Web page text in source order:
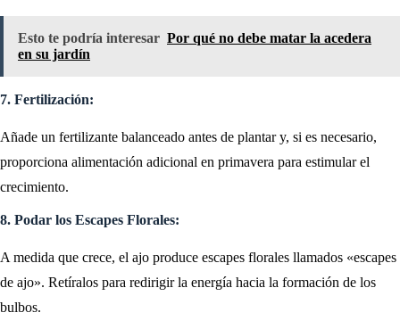
Esto te podría interesar Por qué no debe matar la acedera
en su jardín
7. Fertilización:
Añade un fertilizante balanceado antes de plantar y, si es necesario,
proporciona alimentación adicional en primavera para estimular el
crecimiento.
8. Podar los Escapes Florales:
A medida que crece, el ajo produce escapes florales llamados «escapes
de ajo». Retíralos para redirigir la energía hacia la formación de los
bulbos.